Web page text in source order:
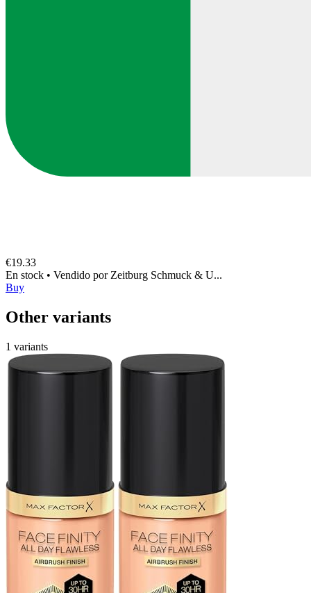
€19.33
En stock • Vendido por Zeitburg Schmuck & U...
Buy
Other variants
1 variants